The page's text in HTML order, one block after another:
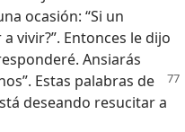
ocasión: “Si un
vivir?”. Entonces le dijo
Ansiarás
Estas palabras de
deseando resucitar a